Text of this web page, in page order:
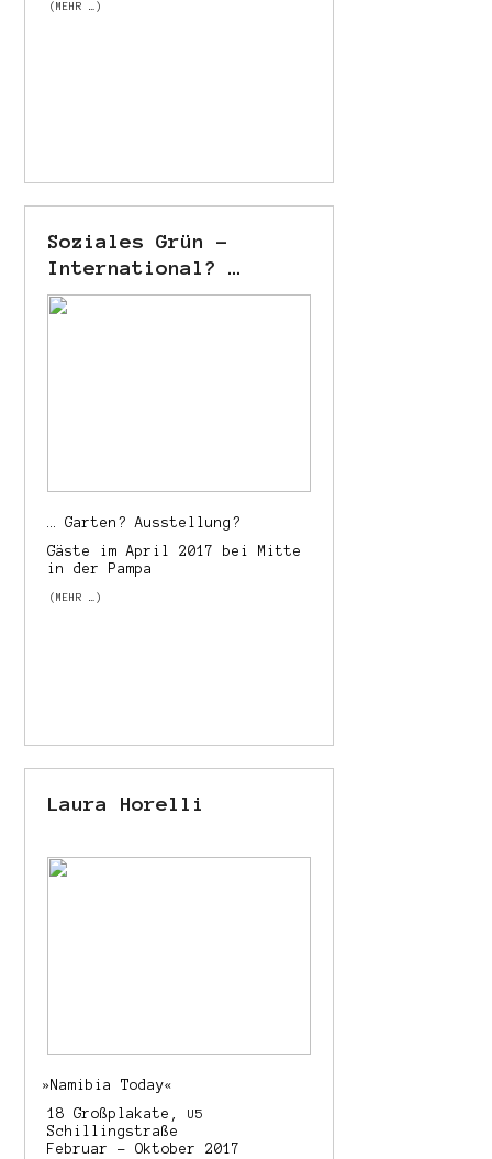
(MEHR …)
Soziales Grün –
International? …
… Garten? Ausstellung?
Gäste im April 2017 bei Mitte
in der Pampa
(MEHR …)
Laura Horelli
»Namibia Today«
18 Großplakate,U5
Schillingstraße
Februar – Oktober 2017